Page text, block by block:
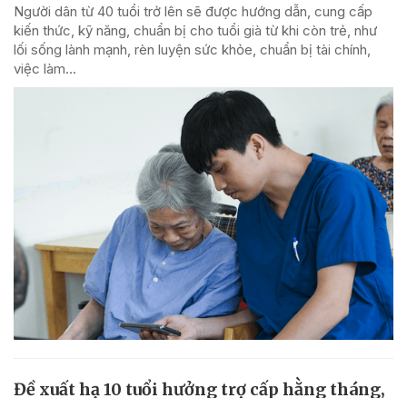
Người dân từ 40 tuổi trở lên sẽ được hướng dẫn, cung cấp
kiến thức, kỹ năng, chuẩn bị cho tuổi già từ khi còn trẻ, như
lối sống lành mạnh, rèn luyện sức khỏe, chuẩn bị tài chính,
việc làm...
Đề xuất hạ 10 tuổi hưởng trợ cấp hằng tháng,